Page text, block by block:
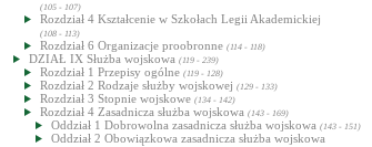
(105 - 107)
Rozdział 4 Kształcenie w Szkołach Legii Akademickiej
(108 - 113)
Rozdział 6 Organizacje proobronne (114 - 118)
DZIAŁ IX Służba wojskowa (119 - 239)
Rozdział 1 Przepisy ogólne (119 - 128)
Rozdział 2 Rodzaje służby wojskowej (129 - 133)
Rozdział 3 Stopnie wojskowe (134 - 142)
Rozdział 4 Zasadnicza służba wojskowa (143 - 169)
Oddział 1 Dobrowolna zasadnicza służba wojskowa (143 - 151)
Oddział 2 Obowiązkowa zasadnicza służba wojskowa